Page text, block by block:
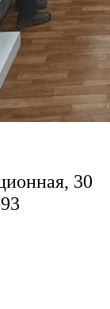
30